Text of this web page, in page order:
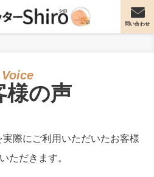
問い合わせ
様の声
際にご利用いただいたお客様
ただきます。